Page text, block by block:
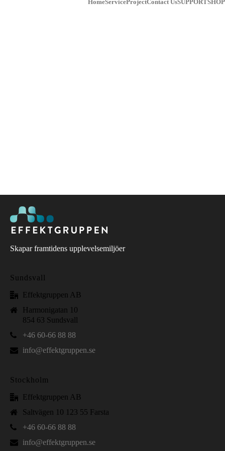
HomeServiceProjectContact UsSUPPORTSHOP
Skapar framtidens upplevelsemiljöer
Sundsvall
Effektgruppen AB
Harmonigatan 10
854 63 Sundsvall
+46 60-66 88 88
info@effektgruppen.se
Stockholm
Effektgruppen AB
Saltvägen 10 123 55 Farsta
+46 60-66 88 88
info@effektgruppen.se